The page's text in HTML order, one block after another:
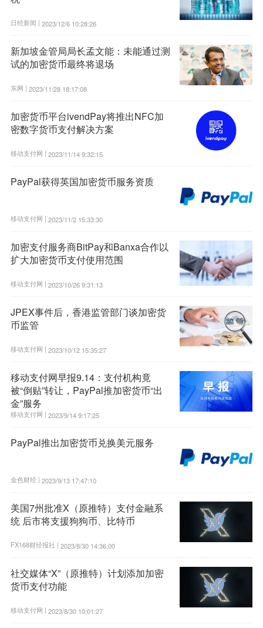
日经新闻 | 2023/12/6 10:28:26
新加坡金管局局长孟文能：未能通过测
试的加密货币最终将退场
东网 | 2023/11/28 18:17:08
加密货币平台ivendPay将推出NFC加
密数字货币支付解决方案
移动支付网 | 2023/11/14 9:32:15
PayPal获得英国加密货币服务资质
移动支付网 | 2023/11/2 15:33:30
加密支付服务商BitPay和Banxa合作以
扩大加密货币支付使用范围
移动支付网 | 2023/10/26 9:31:13
JPEX事件后，香港监管部门谈加密货
币监管
移动支付网 | 2023/10/12 15:35:27
移动支付网早报9.14：支付机构竟
被“倒贴”转让，PayPal推加密货币“出
金”服务
移动支付网 | 2023/9/14 9:17:25
PayPal推出加密货币兑换美元服务
金色财经 | 2023/9/13 17:47:10
美国7州批准X（原推特）支付金融系
统 后市将支援狗狗币、比特币
FX168财经报社 | 2023/8/30 14:36:00
社交媒体“X”（原推特）计划添加加密
货币支付功能
移动支付网 | 2023/8/30 10:01:27